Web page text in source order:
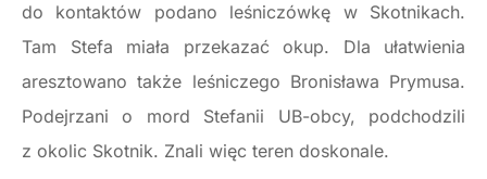
do kontaktów podano leśniczówkę w Skotnikach.
Tam Stefa miała przekazać okup. Dla ułatwienia
aresztowano także leśniczego Bronisława Prymusa.
Podejrzani o mord Stefanii UB-obcy, podchodzili
z okolic Skotnik. Znali więc teren doskonale.